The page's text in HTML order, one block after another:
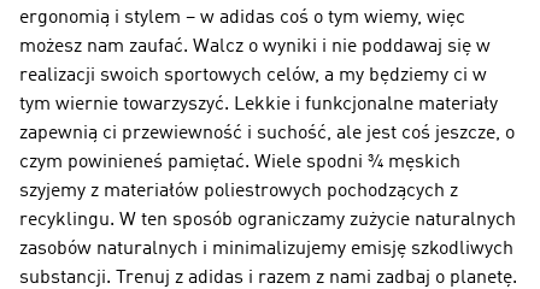
ergonomią i stylem – w adidas coś o tym wiemy, więc
możesz nam zaufać. Walcz o wyniki i nie poddawaj się w
realizacji swoich sportowych celów, a my będziemy ci w
tym wiernie towarzyszyć. Lekkie i funkcjonalne materiały
zapewnią ci przewiewność i suchość, ale jest coś jeszcze, o
czym powinieneś pamiętać. Wiele spodni ¾ męskich
szyjemy z materiałów poliestrowych pochodzących z
recyklingu. W ten sposób ograniczamy zużycie naturalnych
zasobów naturalnych i minimalizujemy emisję szkodliwych
substancji. Trenuj z adidas i razem z nami zadbaj o planetę.